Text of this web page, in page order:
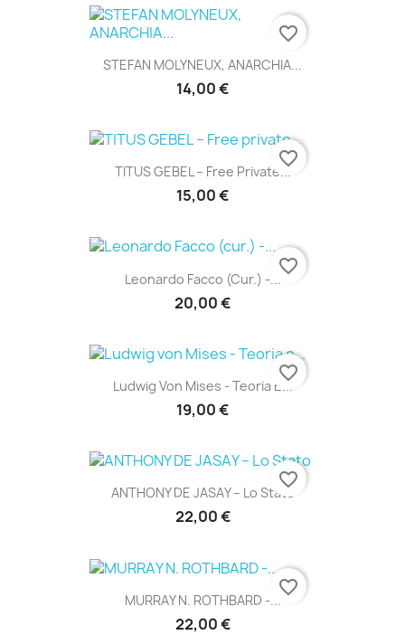
STEFAN MOLYNEUX, ANARCHIA...
14,00 €
favorite_border
TITUS GEBEL – Free Private...
15,00 €
favorite_border
Leonardo Facco (cur.) -...
20,00 €
favorite_border
Ludwig Von Mises - Teoria E...
19,00 €
favorite_border
ANTHONY DE JASAY – Lo Stato
22,00 €
favorite_border
MURRAY N. ROTHBARD -...
22,00 €
favorite_border